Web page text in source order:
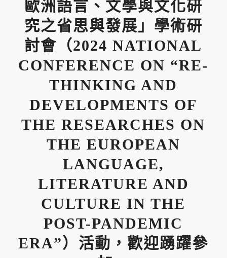
歐洲語言、文學與文化研
究之省思與發展」學術研
討會（2024 NATIONAL
CONFERENCE ON “RE-
THINKING AND
DEVELOPMENTS OF
THE RESEARCHES ON
THE EUROPEAN
LANGUAGE,
LITERATURE AND
CULTURE IN THE
POST-PANDEMIC
ERA”）活動，歡迎踴躍參